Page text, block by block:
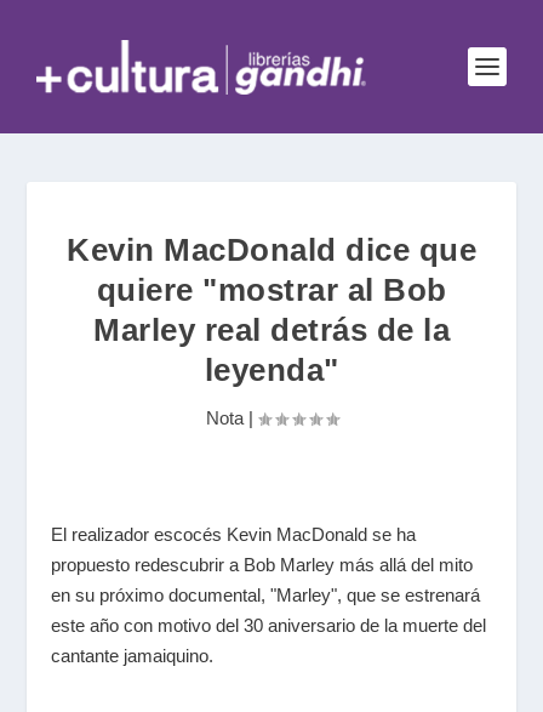
Kevin MacDonald dice que
quiere "mostrar al Bob
Marley real detrás de la
leyenda"
Nota|
El realizador escocés Kevin MacDonald se ha
propuesto redescubrir a Bob Marley más allá del mito
en su próximo documental, "Marley", que se estrenará
este año con motivo del 30 aniversario de la muerte del
cantante jamaiquino.